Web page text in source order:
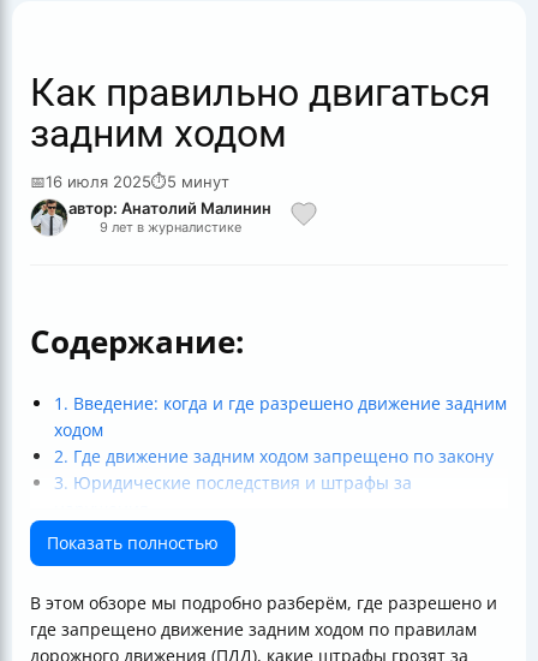
Как правильно двигаться
задним ходом
📅16 июля 2025⏱5 минут
автор: Анатолий Малинин
9 лет в журналистике
Содержание:
1. Введение: когда и где разрешено движение задним
ходом
2. Где движение задним ходом запрещено по закону
3. Юридические последствия и штрафы за
4. Практические советы для безопасного движения
задним ходом
начинающих
Итог: движение задним ходом — это манёвр,
Показать полностью
В этом обзоре мы подробно разберём, где разрешено и
где запрещено движение задним ходом по правилам
дорожного движения (ПДД), какие штрафы грозят за